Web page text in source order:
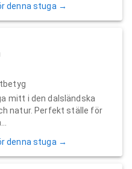
denna stuga →
mitt i den dalsländska
natur. Perfekt ställe för
denna stuga →